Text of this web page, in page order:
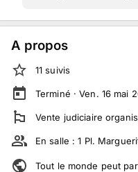
A propos
11 suivis
Terminé ·Ven. 16 mai
Vente judiciaire
En salle :1 Pl.
Tout le monde peut